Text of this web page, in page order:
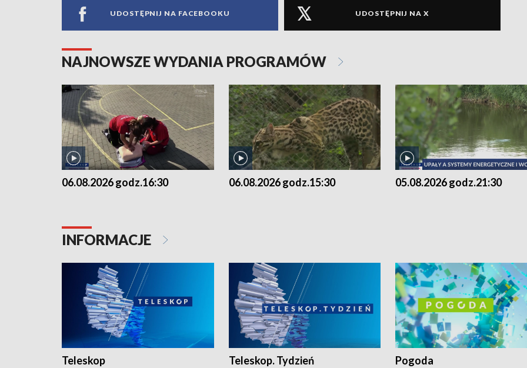
UDOSTĘPNIJ NA FACEBOOKU UDOSTĘPNIJ NA X
NAJNOWSZE WYDANIA PROGRAMÓW
06.08.2026 godz.16:30 06.08.2026 godz.15:30 05.08.2026 godz.21:30
INFORMACJE
Teleskop Teleskop. Tydzień Pogoda